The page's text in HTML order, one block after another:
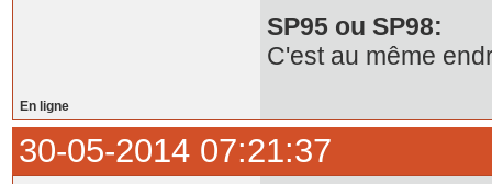
SP95 ou SP98:
C'est au même
En ligne
30-05-2014 07:21:37